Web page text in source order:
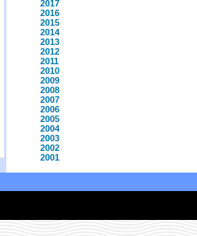
2017
2016
2015
2014
2013
2012
2011
2010
2009
2008
2007
2006
2005
2004
2003
2002
2001